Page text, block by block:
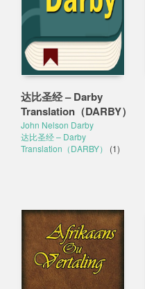
达比圣经 – Darby
Translation（DARBY）
John Nelson Darby
达比圣经 – Darby
Translation（DARBY） (1)